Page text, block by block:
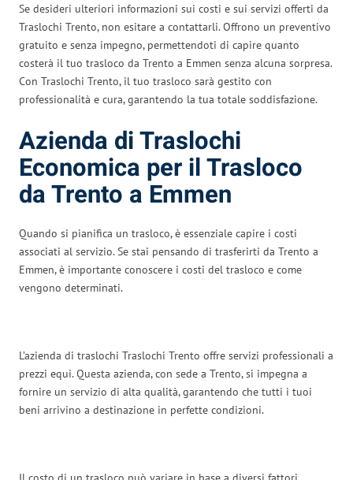
Se desideri ulteriori informazioni sui costi e sui servizi offerti da
Traslochi Trento, non esitare a contattarli. Offrono un preventivo
gratuito e senza impegno, permettendoti di capire quanto
costerà il tuo trasloco da Trento a Emmen senza alcuna sorpresa.
Con Traslochi Trento, il tuo trasloco sarà gestito con
professionalità e cura, garantendo la tua totale soddisfazione.
Azienda di Traslochi
Economica per il Trasloco
da Trento a Emmen
Quando si pianifica un trasloco, è essenziale capire i costi
associati al servizio. Se stai pensando di trasferirti da Trento a
Emmen, è importante conoscere i costi del trasloco e come
vengono determinati.
L’azienda di traslochi Traslochi Trento offre servizi professionali a
prezzi equi. Questa azienda, con sede a Trento, si impegna a
fornire un servizio di alta qualità, garantendo che tutti i tuoi
beni arrivino a destinazione in perfette condizioni.